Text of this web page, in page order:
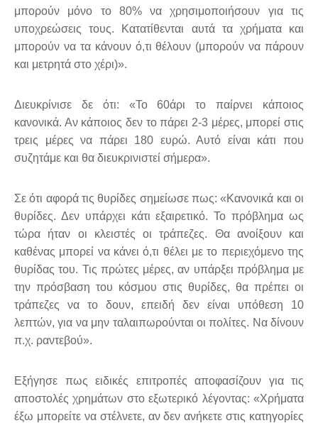
μπορούν μόνο το 80% να χρησιμοποιήσουν για τις
υποχρεώσεις τους. Κατατίθενται αυτά τα χρήματα και
μπορούν να τα κάνουν ό,τι θέλουν (μπορούν να πάρουν
και μετρητά στο χέρι)».
Διευκρίνισε δε ότι: «Το 60άρι το παίρνει κάποιος
κανονικά. Αν κάποιος δεν το πάρει 2-3 μέρες, μπορεί στις
τρεις μέρες να πάρει 180 ευρώ. Αυτό είναι κάτι που
συζητάμε και θα διευκρινιστεί σήμερα».
Σε ότι αφορά τις θυρίδες σημείωσε πως: «Κανονικά και οι
θυρίδες. Δεν υπάρχει κάτι εξαιρετικό. Το πρόβλημα ως
τώρα ήταν οι κλειστές οι τράπεζες. Θα ανοίξουν και
καθένας μπορεί να κάνει ό,τι θέλει με το περιεχόμενο της
θυρίδας του. Τις πρώτες μέρες, αν υπάρξει πρόβλημα με
την πρόσβαση του κόσμου στις θυρίδες, θα πρέπει οι
τράπεζες να το δουν, επειδή δεν είναι υπόθεση 10
λεπτών, για να μην ταλαιπωρούνται οι πολίτες. Να δίνουν
π.χ. ραντεβού».
Εξήγησε πως ειδικές επιτροπές αποφασίζουν για τις
αποστολές χρημάτων στο εξωτερικό λέγοντας: «Χρήματα
έξω μπορείτε να στέλνετε, αν δεν ανήκετε στις κατηγορίες